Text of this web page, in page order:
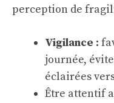
perception de
Vigilance :
journée,
éclairées
Être attentif